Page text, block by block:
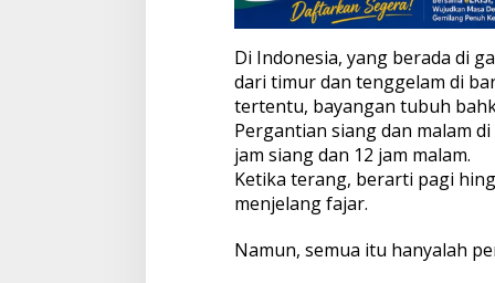
n
Di Indonesia, yang berada di
dari timur dan tenggelam di
tertentu, bayangan tubuh
Pergantian siang dan malam
jam siang dan 12 jam malam.
Ketika terang, berarti pagi
menjelang fajar.
Namun, semua itu hanyalah